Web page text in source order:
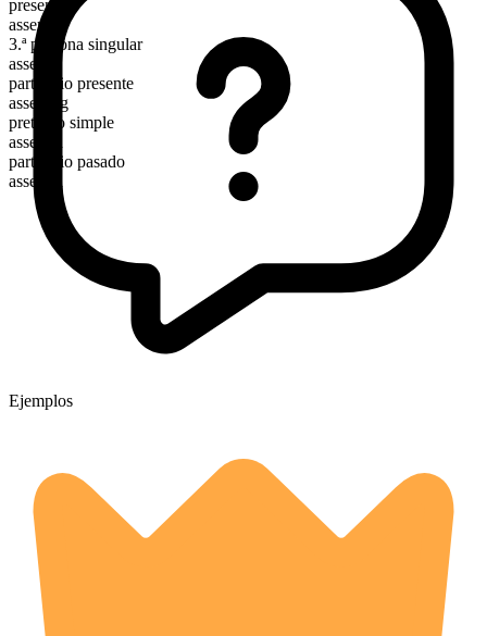
presente
assert
3.ª persona singular
asserts
participio presente
asserting
pretérito simple
asserted
participio pasado
asserted
Ejemplos